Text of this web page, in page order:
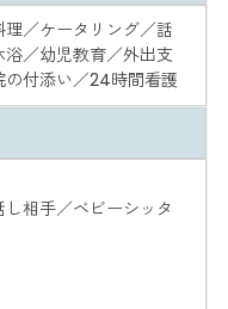
／ケータリング／話
／幼児教育／外出支
付添い／24時間看護
相手／ベビーシッタ